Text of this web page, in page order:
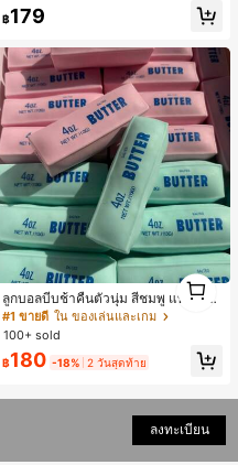
กน้อย ดีไซน์ไหล่ไม่สมมาตร จับพลีท แ
ฮาโลวีน คริสต์มาสอีฟ คริสต์มาส เทศก
าลตรุษจีน เที่ยวทะเล ไปเที่ยวข้างนอก
นัดเจอเพื่อนสาว อยู่บ้าน ช้อปปิ้ง ความ
บันเทิง ทำงาน และอื่นๆ ผ้าใส่สบาย ดีไ
ซน์โดดเด่น คุ้มค่า เหมาะสำหรับฤดูใบไ
ม้ผลิ ฤดูร้อน และฤดูใบไม้ร่วง
฿179
ลูกบอลบีบช้าคืนตัวนุ่ม สีชมพู แท่งเนย
บีบคลายเครียด นุ่มยืดหยุ่น ของเล่นบีบ
4 ออนซ์ ของเล่นเกลือ เหมาะสำหรับขอ
งขวัญวันหยุด ของขวัญสนุกและน่ารัก
ของขวัญวันเกิด ของขวัญอีสเตอร์ ของ
ขวัญฮาโลวีน ของขวัญคริสต์มาส ของข
งเล่นสำหรับผู้ใหญ่ ผู้หญิง สกวิชชี่กรอบ
สกวิชชี่เนยกรอบ บีบ ลูกบอลสลัชชี่
#1 ขายดี ใน ของเล่นและเกม
100+ sold
฿180 -18% 2 วันสุดท้าย
1
ลงทะเบียน